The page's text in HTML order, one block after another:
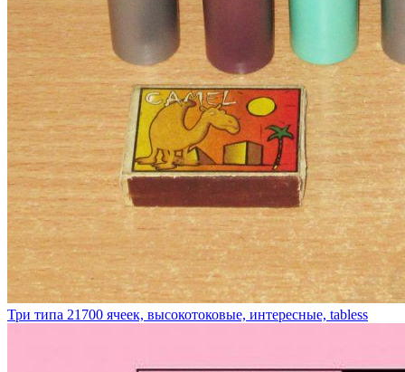
Три типа 21700 ячеек, высокотоковые, интересные, tabless